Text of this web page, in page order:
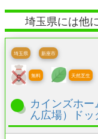
埼玉県には他
埼玉県 新座市
無料 天然芝生
カインズホ
ん広場）ドッ